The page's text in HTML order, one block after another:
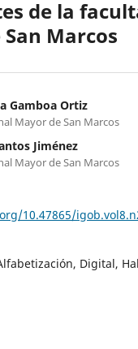
de la
Marcos
Gamboa Ortiz
Mayor de San Marcos
Jiménez
Mayor de San Marcos
10.47865/
Digital,